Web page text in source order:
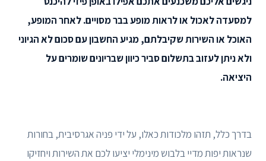
למסעדה לאכול או לראות מופע בבר מסויים. לאחר המופע,
האוכל או השירות שקיבלתם, מגיע החשבון עם סכום לא הגיוני
ולא ניתן לעזוב בתשלום סביר כיוון שבריונים שומרים על
היציאה.
בדרך כלל, תזהו מלכודות כאלו, על ידי פניה אגרסיבית, בחורות
שנראות יפות מדיי בלבוש מינימלי יציעו לכם את השירות ויחזיקו